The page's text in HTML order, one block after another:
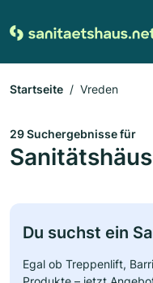
Startseite Vreden
29 Suchergebnisse für
Du suchst ein
Egal ob Treppenlift,